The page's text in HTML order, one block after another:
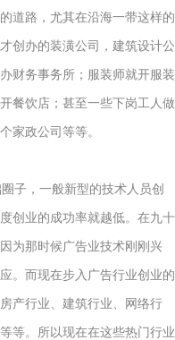
道路，尤其在沿海一带这样的
创办的装潢公司，建筑设计公
财务事务所；服装师就开服装
餐饮店；甚至一些下岗工人做
家政公司等等。
子，一般新型的技术人员创
创业的成功率就越低。在九十
为那时候广告业技术刚刚兴
。而现在步入广告行业创业的
产行业、建筑行业、网络行
等。所以现在在这些热门行业